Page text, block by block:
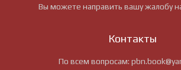
Вы можете направить вашу жалобу
Контакты
По всем вопросам: